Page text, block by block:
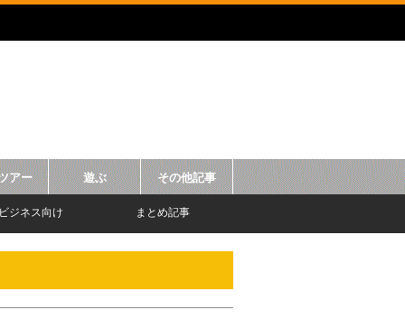
アー 遊ぶ その他記事
ビジネス向け まとめ記事